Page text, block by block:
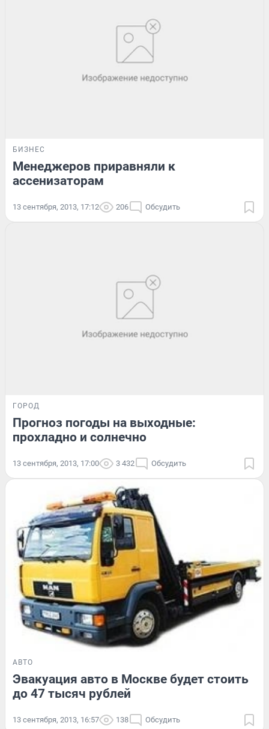
БИЗНЕС
Менеджеров приравняли к
ассенизаторам
13 сентября, 2013, 17:12 206 Обсудить
ГОРОД
Прогноз погоды на выходные:
прохладно и солнечно
13 сентября, 2013, 17:00 3 432 Обсудить
АВТО
Эвакуация авто в Москве будет стоить
до 47 тысяч рублей
13 сентября, 2013, 16:57 138 Обсудить